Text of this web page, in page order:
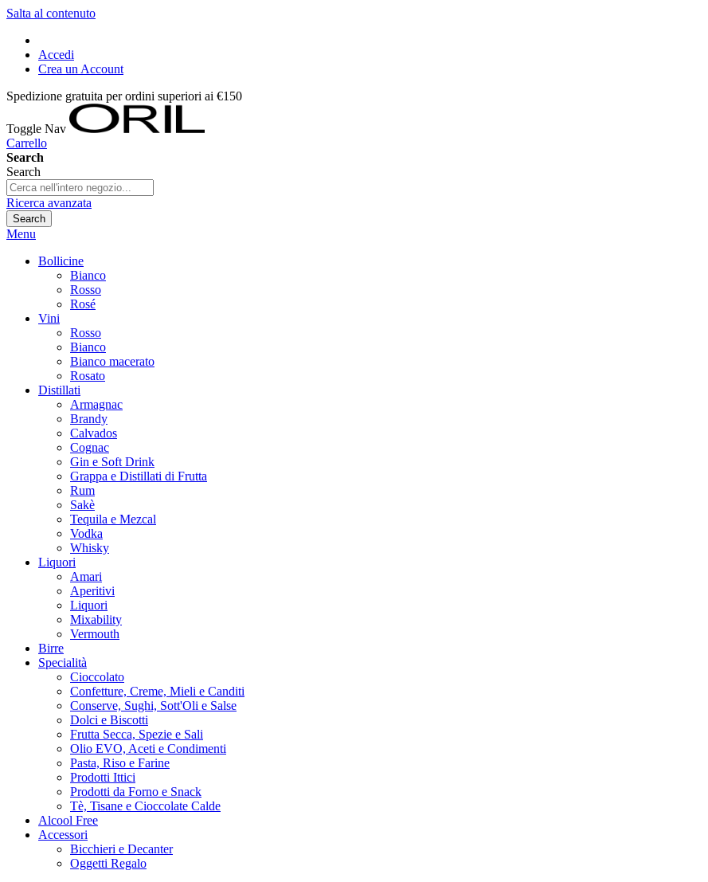
Salta al contenuto
Accedi
Crea un Account
Spedizione gratuita per ordini superiori ai €150
Toggle Nav
Carrello
Search
Search
Ricerca avanzata
Search
Menu
Bollicine
Bianco
Rosso
Rosé
Vini
Rosso
Bianco
Bianco macerato
Rosato
Distillati
Armagnac
Brandy
Calvados
Cognac
Gin e Soft Drink
Grappa e Distillati di Frutta
Rum
Sakè
Tequila e Mezcal
Vodka
Whisky
Liquori
Amari
Aperitivi
Liquori
Mixability
Vermouth
Birre
Specialità
Cioccolato
Confetture, Creme, Mieli e Canditi
Conserve, Sughi, Sott'Oli e Salse
Dolci e Biscotti
Frutta Secca, Spezie e Sali
Olio EVO, Aceti e Condimenti
Pasta, Riso e Farine
Prodotti Ittici
Prodotti da Forno e Snack
Tè, Tisane e Cioccolate Calde
Alcool Free
Accessori
Bicchieri e Decanter
Oggetti Regalo